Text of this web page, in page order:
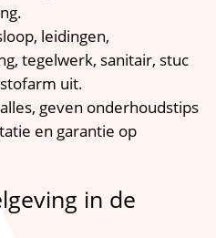
leidingen,
tegelwerk, sanitair, stuc
uit.​
geven onderhoudstips
en garantie op
in de